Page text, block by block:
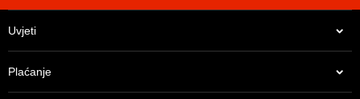
Uvjeti
Plaćanje